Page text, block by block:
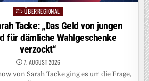
Posted
in
ÜBERREGIONAL
Tacke: „Das Geld von jungen
für dämliche Wahlgeschenke
verzockt“
7. AUGUST 2026
von Sarah Tacke ging es um die Frage,